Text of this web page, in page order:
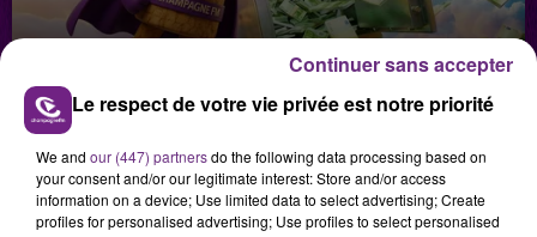
LE SUPER BOUCHON CHAMPAGNE FM
Le respect de votre vie privée est notre priorité
We and our (447) partnersdo the following data processing based on
your consent and/or our legitimate interest: Store and/or access
information on a device; Use limited data to select advertising; Create
profiles for personalised advertising; Use profiles to select personalised
Continuer sans accepter